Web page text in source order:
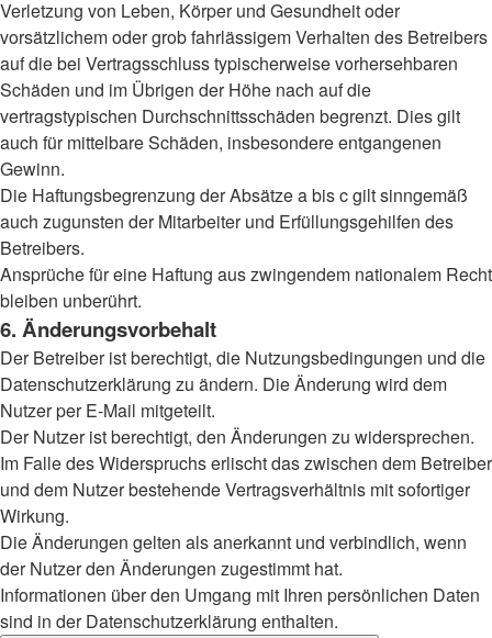
Verletzung von Leben, Körper und Gesundheit oder
vorsätzlichem oder grob fahrlässigem Verhalten des Betreibers
auf die bei Vertragsschluss typischerweise vorhersehbaren
Schäden und im Übrigen der Höhe nach auf die
vertragstypischen Durchschnittsschäden begrenzt. Dies gilt
auch für mittelbare Schäden, insbesondere entgangenen
Gewinn.
Die Haftungsbegrenzung der Absätze a bis c gilt sinngemäß
auch zugunsten der Mitarbeiter und Erfüllungsgehilfen des
Betreibers.
Ansprüche für eine Haftung aus zwingendem nationalem Recht
bleiben unberührt.
6. Änderungsvorbehalt
Der Betreiber ist berechtigt, die Nutzungsbedingungen und die
Datenschutzerklärung zu ändern. Die Änderung wird dem
Nutzer per E-Mail mitgeteilt.
Der Nutzer ist berechtigt, den Änderungen zu widersprechen.
Im Falle des Widerspruchs erlischt das zwischen dem Betreiber
und dem Nutzer bestehende Vertragsverhältnis mit sofortiger
Wirkung.
Die Änderungen gelten als anerkannt und verbindlich, wenn
der Nutzer den Änderungen zugestimmt hat.
Informationen über den Umgang mit Ihren persönlichen Daten
sind in der Datenschutzerklärung enthalten.